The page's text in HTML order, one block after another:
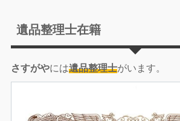
遺品整理士在籍
さすがやには遺品整理士がいます。